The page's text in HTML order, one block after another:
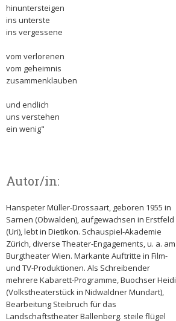
hinuntersteigen
ins unterste
ins vergessene
vom verlorenen
vom geheimnis
zusammenklauben
und endlich
uns verstehen
ein wenig"
Autor/in:
Hanspeter Müller-Drossaart, geboren 1955 in
Sarnen (Obwalden), aufgewachsen in Erstfeld
(Uri), lebt in Dietikon. Schauspiel-Akademie
Zürich, diverse Theater-Engagements, u. a. am
Burgtheater Wien. Markante Auftritte in Film-
und TV-Produktionen. Als Schreibender
mehrere Kabarett-Programme, Buochser Heidi
(Volkstheaterstück in Nidwaldner Mundart),
Bearbeitung Steibruch für das
Landschaftstheater Ballenberg. steile flügel